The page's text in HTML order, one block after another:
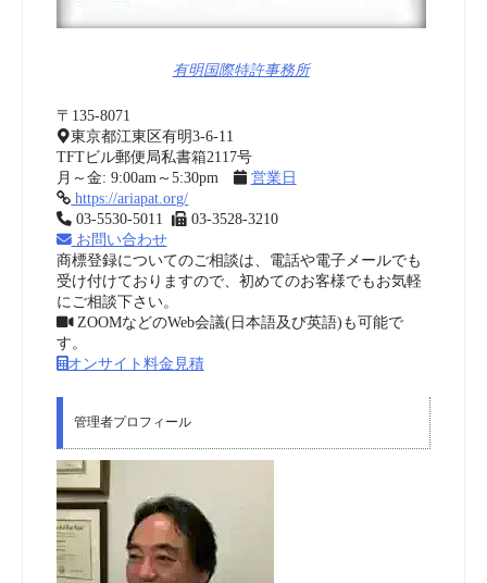
有明国際特許事務所
〒135-8071
東京都江東区有明3-6-11
TFTビル郵便局私書箱2117号
月～金: 9:00am～5:30pm
営業日
https://ariapat.org/
03-5530-5011
03-3528-3210
お問い合わせ
商標登録についてのご相談は、電話や電子メールでも
受け付けておりますので、初めてのお客様でもお気軽
にご相談下さい。
ZOOMなどのWeb会議(日本語及び英語)も可能で
す。
オンサイト料金見積
管理者プロフィール